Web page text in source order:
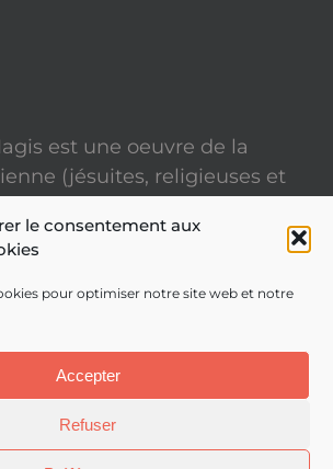
le consentement aux
pour optimiser notre site web et notre
Accepter
Refuser
est une oeuvre de la
(jésuites, religieuses et
ACCK